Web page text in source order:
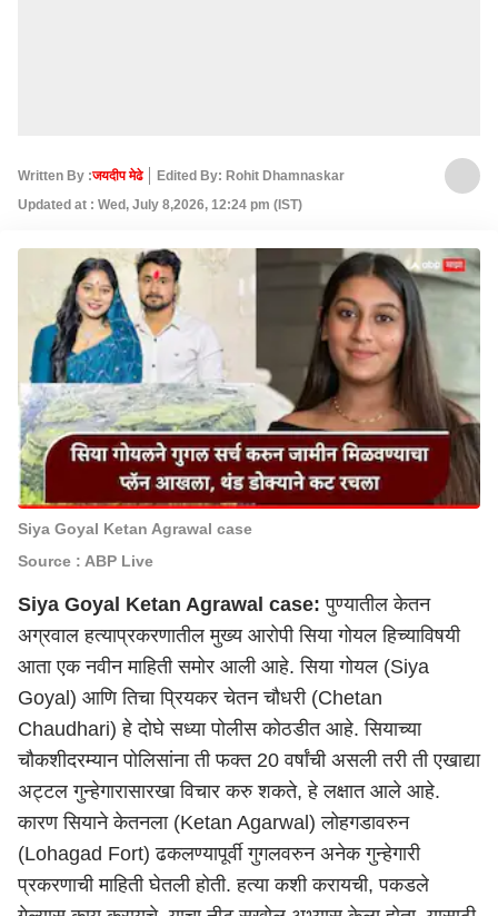
Written By :जयदीप मेढे
Edited By: Rohit Dhamnaskar
Updated at : Wed, July 8,2026, 12:24 pm (IST)
Siya Goyal Ketan Agrawal case
Source : ABP Live
Siya Goyal Ketan Agrawal case: पुण्यातील केतन
अग्रवाल हत्याप्रकरणातील मुख्य आरोपी सिया गोयल हिच्याविषयी
आता एक नवीन माहिती समोर आली आहे. सिया गोयल (Siya
Goyal) आणि तिचा प्रियकर चेतन चौधरी (Chetan
Chaudhari) हे दोघे सध्या पोलीस कोठडीत आहे. सियाच्या
चौकशीदरम्यान पोलिसांना ती फक्त 20 वर्षांची असली तरी ती एखाद्या
अट्टल गुन्हेगारासारखा विचार करु शकते, हे लक्षात आले आहे.
कारण सियाने केतनला (Ketan Agarwal) लोहगडावरुन
(Lohagad Fort) ढकलण्यापूर्वी गुगलवरुन अनेक गुन्हेगारी
प्रकरणाची माहिती घेतली होती. हत्या कशी करायची, पकडले